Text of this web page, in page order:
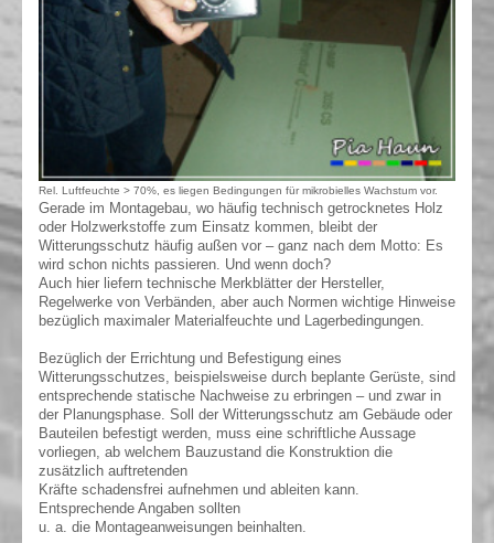
Rel. Luftfeuchte > 70%, es liegen Bedingungen für mikrobielles Wachstum vor.
Gerade im Montagebau, wo häufig technisch getrocknetes Holz
oder Holzwerkstoffe zum Einsatz kommen, bleibt der
Witterungsschutz häufig außen vor – ganz nach dem Motto: Es
wird schon nichts passieren. Und wenn doch?
Auch hier liefern technische Merkblätter der Hersteller,
Regelwerke von Verbänden, aber auch Normen wichtige Hinweise
bezüglich maximaler Materialfeuchte und Lagerbedingungen.
Bezüglich der Errichtung und Befestigung eines
Witterungsschutzes, beispielsweise durch beplante Gerüste, sind
entsprechende statische Nachweise zu erbringen – und zwar in
der Planungsphase. Soll der Witterungsschutz am Gebäude oder
Bauteilen befestigt werden, muss eine schriftliche Aussage
vorliegen, ab welchem Bauzustand die Konstruktion die
zusätzlich auftretenden
Kräfte schadensfrei aufnehmen und ableiten kann.
Entsprechende Angaben sollten
u. a. die Montageanweisungen beinhalten.